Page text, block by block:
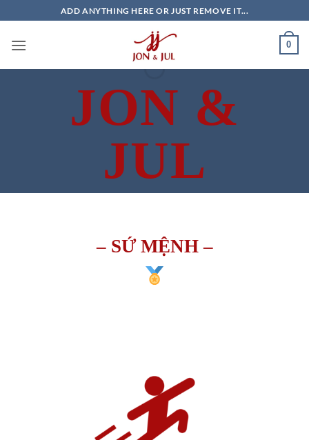
qua
nội
ADD ANYTHING HERE OR JUST REMOVE IT...
0
JON &
JUL
HÓA
– SỨ MỆNH –